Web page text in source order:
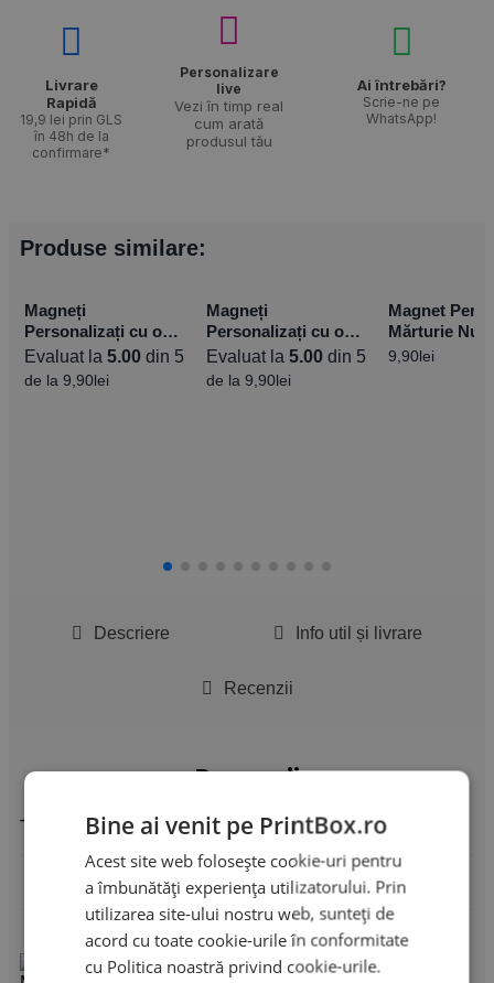
Livrare
Rapidă​
19,9 lei prin GLS
în 48h de la
confirmare*
Personalizare
live
Vezi în timp real
cum arată
produsul tău
Ai întrebări?
Scrie-ne pe
WhatsApp!
Produse similare:
Magneți
Personalizați cu o
poză – 15×10 cm –
Vertical
Evaluat la 5.00 din 5
de la 9,90lei
Magneți
Personalizați cu o
Poză – 10x15cm –
Orizontal
Evaluat la 5.00din 5
de la 9,90lei
Magnet
Mărturie
Flowers –
9,90lei
Descriere Info util și livrare
Recenzii
Recenzii
There are no reviews yet
Adaugă o recenzie
Set 10 Mărturii
Bine ai venit pe PrintBox.ro
Acest site web folosește cookie-uri pentru
a îmbunătăți experiența utilizatorului. Prin
utilizarea site-ului nostru web, sunteți de
acord cu toate cookie-urile în conformitate
cu Politica noastră privind cookie-urile.